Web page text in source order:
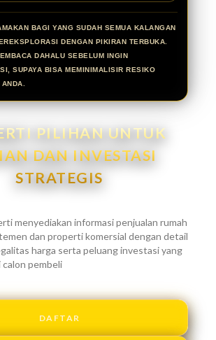
BAGI YANG SUDAH SEMUA KALANGAN
DENGAN PIKIRAN TERBUKA.
DAHALU SEBELUM INGIN
SUPAYA BISA MEMINIMALISIR RESIKO
PILIHAN UNTUK
DAN INVESTASI
STRATEGIS
menyediakan informasi penjualan rumah
dan properti komersial dengan detail
harga serta peluang investasi yang
calon pembeli
DAFTAR